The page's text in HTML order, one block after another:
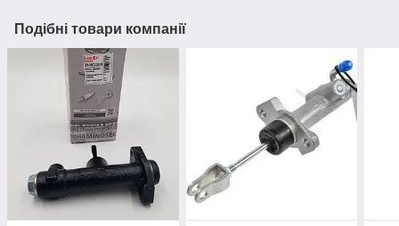
Подібні товари компанії